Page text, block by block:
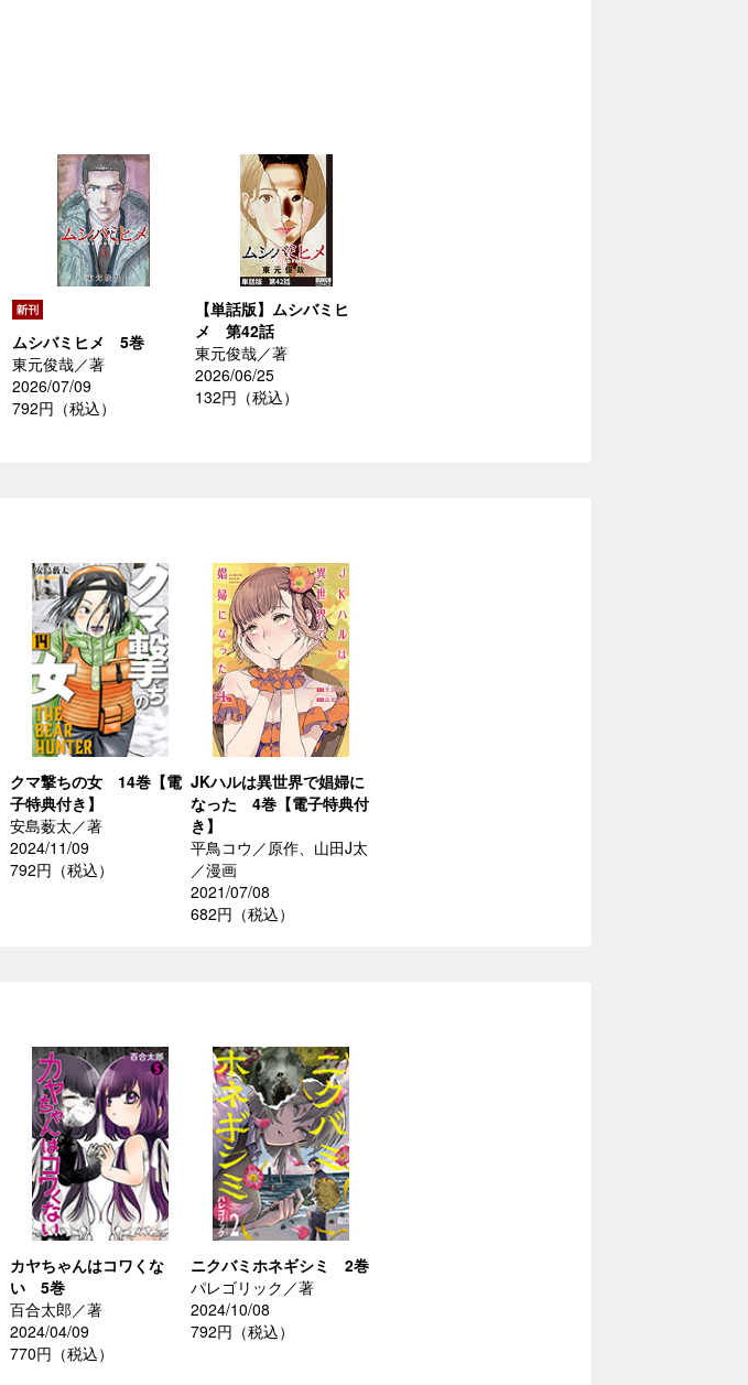
ムシバミヒメ 5巻
東元俊哉／著
2026/07/09
792円（税込）
【単話版】ムシバミヒ
メ 第42話
東元俊哉／著
2026/06/25
132円（税込）
クマ撃ちの女 14巻【電
子特典付き】
安島薮太／著
2024/11/09
792円（税込）
JKハルは異世界で娼婦に
なった 4巻【電子特典付
き】
平鳥コウ／原作、山田J太
／漫画
2021/07/08
682円（税込）
カヤちゃんはコワくな
い 5巻
百合太郎／著
2024/04/09
770円（税込）
ニクバミホネギシミ 2巻
パレゴリック／著
2024/10/08
792円（税込）